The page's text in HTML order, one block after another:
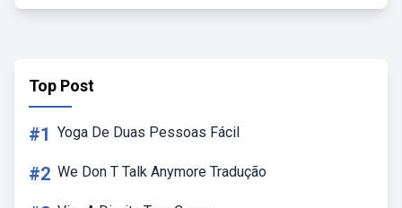
Top Post
#1 Yoga De Duas Pessoas Fácil
#2 We Don T Talk Anymore Tradução